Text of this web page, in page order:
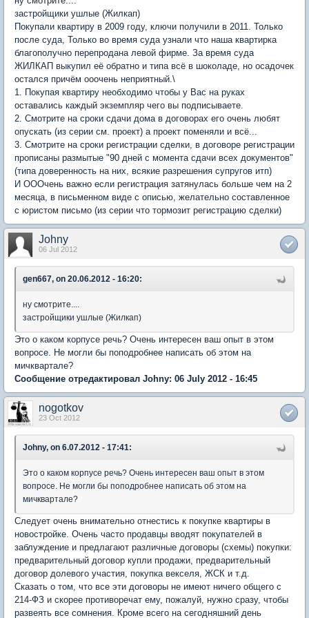
застройщики ушлые (Жилкап)
Покупали квартиру в 2009 году, ключи получили в 2011. Только
после суда, Только во время суда узнали что наша квартирка
благополучно перепродана левой фирме. За время суда
ЖИЛКАП выкупил её обратно и типа всё в шоколаде, но осадочек
остался причём ооочень неприятный.\
1. Покупая квартиру необходимо чтобы у Вас на руках
оставались каждый экземпляр чего вы подписываете.
2. Смотрите на сроки сдачи дома в договорах его очень любят
опускать (из серии см. проект) а проект поменяли и всё...
3. Смотрите на сроки регистрации сделки, в договоре регистрации
прописаны размытые "90 дней с момента сдачи всех документов"
(типа доверенность на них, всякие разрешения супругов итп)
И ОООчень важно если регистрация затянулась больше чем на 2
месяца, в письменном виде с описью, желательно составленное
с юристом письмо (из серии что тормозит регистрацию сделки)
Johny
06 Jul 2012
gen667, on 20.06.2012 - 16:20:
ну смотрите....
застройщики ушлые (Жилкап)
Это о каком корпусе речь? Очень интересен ваш опыт в этом
вопросе. Не могли бы поподробнее написать об этом на
мичквартале?
Сообщение отредактировал Johny: 06 July 2012 - 16:45
nogotkov
23 Oct 2012
Johny, on 6.07.2012 - 17:41:
Это о каком корпусе речь? Очень интересен ваш опыт в этом
вопросе. Не могли бы поподробнее написать об этом на
мичквартале?
Следует очень внимательно отнестись к покупке квартиры в
новостройке. Очень часто продавцы вводят покупателей в
заблуждение и предлагают различные договоры (схемы) покупки:
предварительный договор купли продажи, предварительный
договор долевого участия, покупка векселя, ЖСК и т.д.
Сказать о том, что все эти договоры не имеют ничего общего с
214-ФЗ и скорее противоречат ему, пожалуй, нужно сразу, чтобы
развеять все сомнения. Кроме всего на сегодняшний день